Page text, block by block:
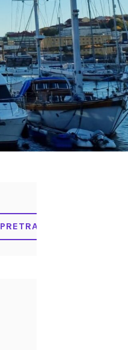
PRETRAGA